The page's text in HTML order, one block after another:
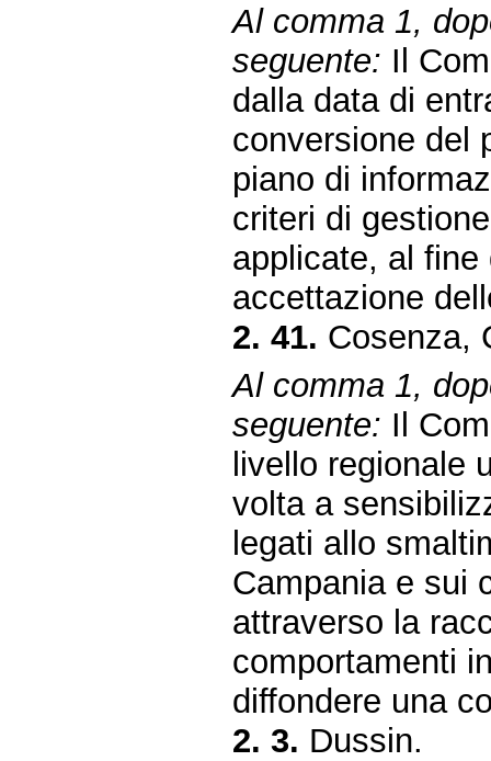
Al comma 1,
seguente: Il
dalla data di
conversione del
piano di
criteri di
applicate, al
accettazione
2. 41. Cosenza,
Al comma 1,
seguente: Il
livello regionale
volta a
legati allo
Campania e sui
attraverso la
comportamenti
diffondere una
2. 3. Dussin.